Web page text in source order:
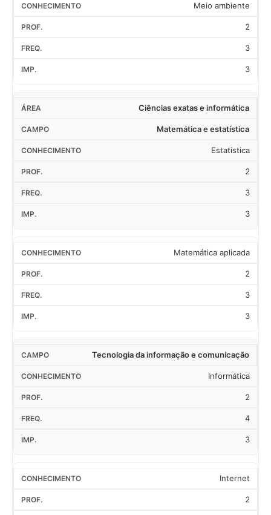
Meio ambiente
2
3
3
Ciências exatas e informática
Matemática e estatística
Estatística
2
3
3
Matemática aplicada
2
3
3
Tecnologia da informação e comunicação
Informática
2
4
3
Internet
2